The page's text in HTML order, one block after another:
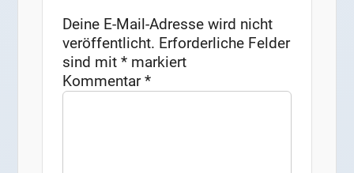
Deine E-Mail-Adresse wird nicht
veröffentlicht. Erforderliche Felder
sind mit* markiert
Kommentar*